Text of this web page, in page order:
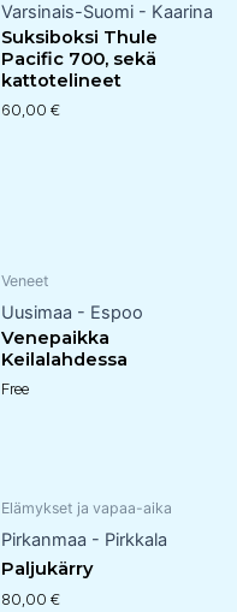
Varsinais-Suomi - Kaarina
Suksiboksi Thule
Pacific 700, sekä
kattotelineet
60,00 €
Veneet
Uusimaa - Espoo
Venepaikka
Keilalahdessa
Free
Elämykset ja vapaa-aika
Pirkanmaa - Pirkkala
Paljukärry
80,00 €